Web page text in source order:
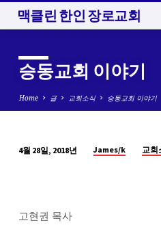
맥클린 한인 장로교회
승동교회 이야기
Home 글 교회소식 승동교회 이야기
회
4월 28일, 2018년 James/k 교회
고현권 목사